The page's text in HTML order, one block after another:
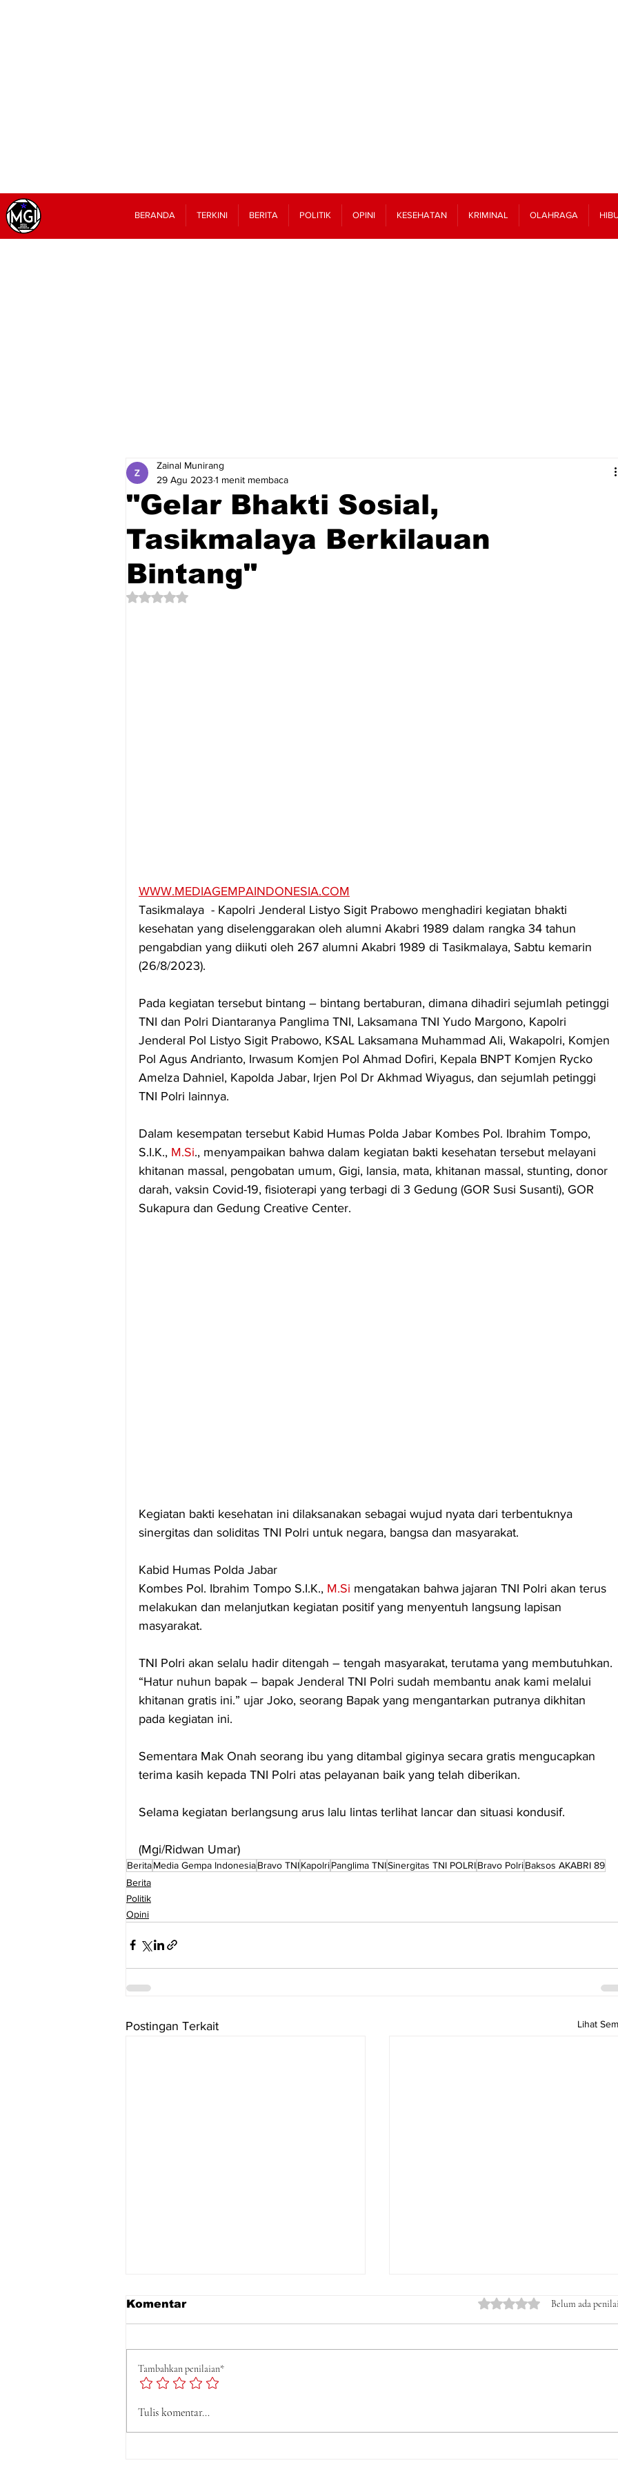
BERANDA TERKINI BERITA POLITIK OPINI KESEHATAN KRIMINAL OLAHRAGA
"Gelar Bhakti Sosial,
Tasikmalaya Berkilauan
Bintang"
Zainal Munirang
29 Agu 2023 1 menit membaca
Dinilai NaN dari 5 bintang.
WWW.MEDIAGEMPAINDONESIA.COM
Tasikmalaya  - Kapolri Jenderal Listyo Sigit Prabowo menghadiri kegiatan bhakti
kesehatan yang diselenggarakan oleh alumni Akabri 1989 dalam rangka 34 tahun
pengabdian yang diikuti oleh 267 alumni Akabri 1989 di Tasikmalaya, Sabtu kemarin
(26/8/2023).
Pada kegiatan tersebut bintang – bintang bertaburan, dimana dihadiri sejumlah petinggi
TNI dan Polri Diantaranya Panglima TNI, Laksamana TNI Yudo Margono, Kapolri
Jenderal Pol Listyo Sigit Prabowo, KSAL Laksamana Muhammad Ali, Wakapolri, Komjen
Pol Agus Andrianto, Irwasum Komjen Pol Ahmad Dofiri, Kepala BNPT Komjen Rycko
Amelza Dahniel, Kapolda Jabar, Irjen Pol Dr Akhmad Wiyagus, dan sejumlah petinggi
TNI Polri lainnya.
Dalam kesempatan tersebut Kabid Humas Polda Jabar Kombes Pol. Ibrahim Tompo,
S.I.K., M.Si., menyampaikan bahwa dalam kegiatan bakti kesehatan tersebut melayani
khitanan massal, pengobatan umum, Gigi, lansia, mata, khitanan massal, stunting, donor
darah, vaksin Covid-19, fisioterapi yang terbagi di 3 Gedung (GOR Susi Susanti), GOR
Sukapura dan Gedung Creative Center.
Kegiatan bakti kesehatan ini dilaksanakan sebagai wujud nyata dari terbentuknya
sinergitas dan soliditas TNI Polri untuk negara, bangsa dan masyarakat.
Kabid Humas Polda Jabar
Kombes Pol. Ibrahim Tompo S.I.K., M.Si mengatakan bahwa jajaran TNI Polri akan terus
melakukan dan melanjutkan kegiatan positif yang menyentuh langsung lapisan
masyarakat.
TNI Polri akan selalu hadir ditengah – tengah masyarakat, terutama yang membutuhkan.
“Hatur nuhun bapak – bapak Jenderal TNI Polri sudah membantu anak kami melalui
khitanan gratis ini.” ujar Joko, seorang Bapak yang mengantarkan putranya dikhitan
pada kegiatan ini.
Sementara Mak Onah seorang ibu yang ditambal giginya secara gratis mengucapkan
terima kasih kepada TNI Polri atas pelayanan baik yang telah diberikan.
Selama kegiatan berlangsung arus lalu lintas terlihat lancar dan situasi kondusif.
(Mgi/Ridwan Umar)
BeritaMedia Gempa IndonesiaBravo TNIKapolriPanglima TNISinergitas TNI POLRIBravo PolriBaksos AKABRI 89
Berita
Politik
Opini
Postingan Terkait Lihat
Partai Loyalis HM Soeharto,
Kawal Ketat Laporan
Komentar Dinilai 0 dari 5 bintang.
Belum ada
Tambahkan penilaian*
Tulis komentar...